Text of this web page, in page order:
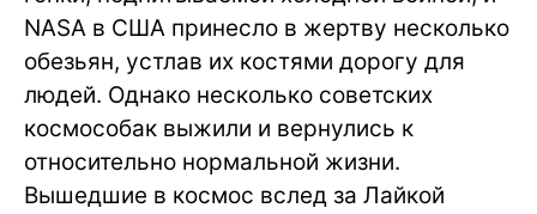
NASA в США принесло в жертву несколько
обезьян, устлав их костями дорогу для
людей. Однако несколько советских
космособак выжили и вернулись к
относительно нормальной жизни.
Вышедшие в космос вслед за Лайкой